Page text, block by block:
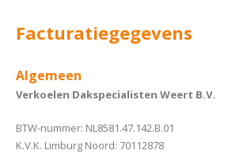
Facturatiegegevens
Algemeen
Verkoelen Dakspecialisten Weert B.V.
BTW-nummer: NL8581.47.142.B.01
K.V.K. Limburg Noord: 70112878